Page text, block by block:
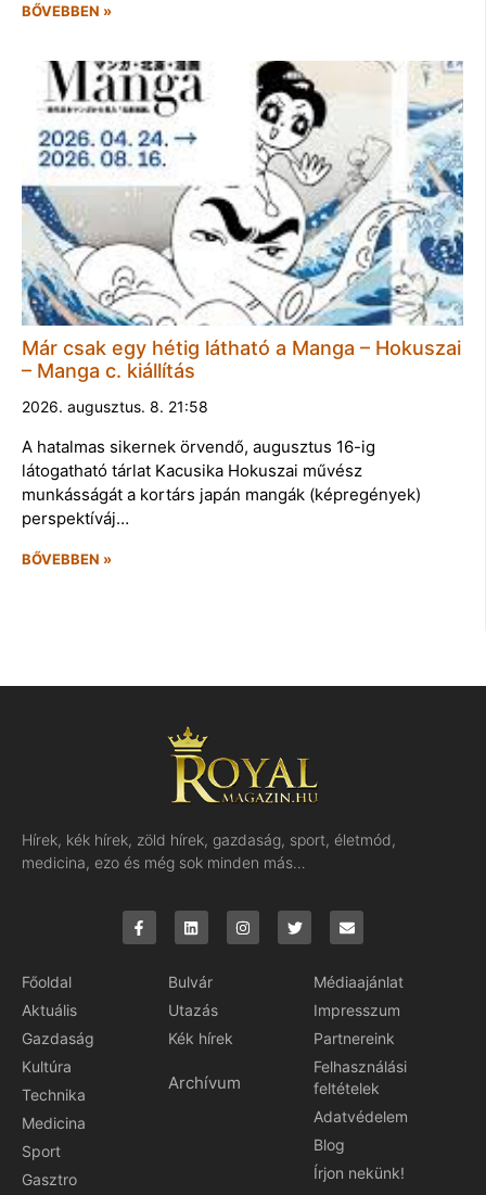
BŐVEBBEN »
Már csak egy hétig látható a Manga – Hokuszai
– Manga c. kiállítás
2026. augusztus. 8. 21:58
A hatalmas sikernek örvendő, augusztus 16-ig
látogatható tárlat Kacusika Hokuszai művész
munkásságát a kortárs japán mangák (képregények)
perspektíváj…
BŐVEBBEN »
Hírek, kék hírek, zöld hírek, gazdaság, sport, életmód,
medicina, ezo és még sok minden más…
Főoldal
Aktuális
Gazdaság
Kultúra
Technika
Medicina
Sport
Gasztro
Bulvár
Utazás
Kék hírek
Archívum
Médiaajánlat
Impresszum
Partnereink
Felhasználási
feltételek
Adatvédelem
Blog
Írjon nekünk!